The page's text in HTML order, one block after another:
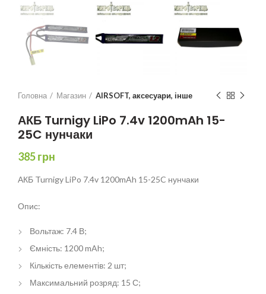
Головна Магазин AIRSOFT, аксесуари, інше
АКБ Turnigy LiPo 7.4v 1200mAh 15-
25C нунчаки
385грн
АКБ Turnigy LiPo 7.4v 1200mAh 15-25C нунчаки
Опис:
Вольтаж: 7.4 В;
Ємність: 1200 mAh;
Кількість елементів: 2 шт;
Максимальний розряд: 15 С;